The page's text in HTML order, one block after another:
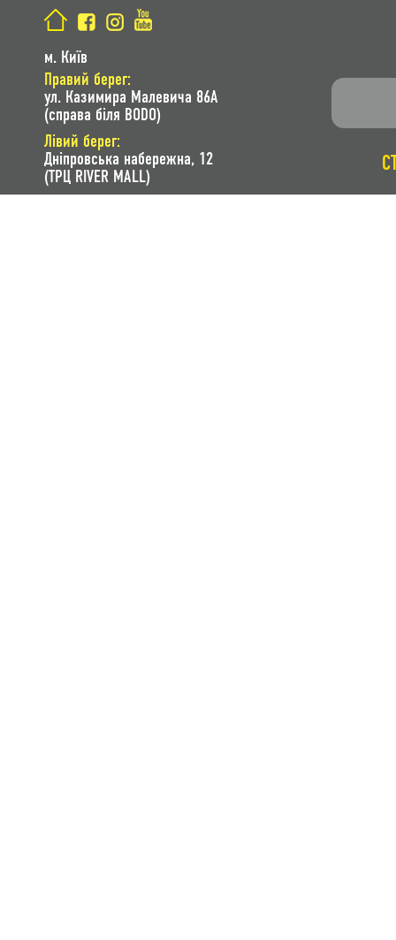
м. Київ
Правий берег:
ул. Казимира Малевича 86A
(справа біля BODO)
Лівий берег:
Дніпровська набережна, 12
(ТРЦ RIVER MALL)